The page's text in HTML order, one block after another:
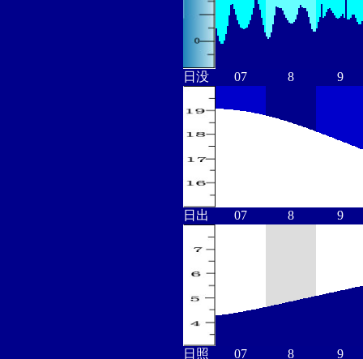
日没 07 8 9
日出 07 8 9
日照 07 8 9